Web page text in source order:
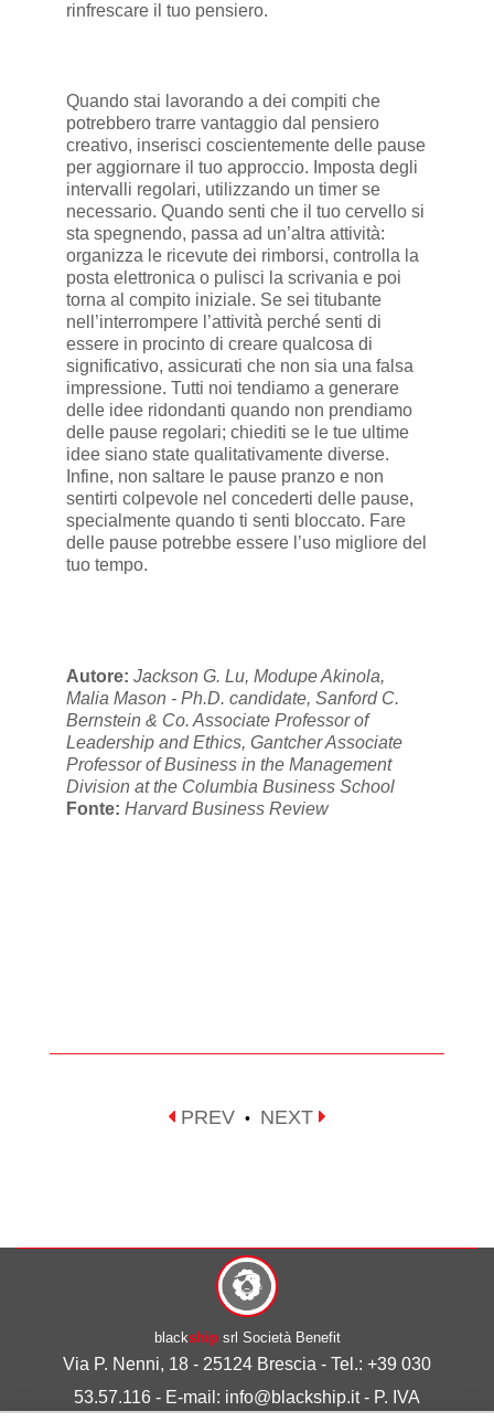
rinfrescare il tuo pensiero.
Quando stai lavorando a dei compiti che
potrebbero trarre vantaggio dal pensiero
creativo, inserisci coscientemente delle pause
per aggiornare il tuo approccio. Imposta degli
intervalli regolari, utilizzando un timer se
necessario. Quando senti che il tuo cervello si
sta spegnendo, passa ad un’altra attività:
organizza le ricevute dei rimborsi, controlla la
posta elettronica o pulisci la scrivania e poi
torna al compito iniziale. Se sei titubante
nell’interrompere l’attività perché senti di
essere in procinto di creare qualcosa di
significativo, assicurati che non sia una falsa
impressione. Tutti noi tendiamo a generare
delle idee ridondanti quando non prendiamo
delle pause regolari; chiediti se le tue ultime
idee siano state qualitativamente diverse.
Infine, non saltare le pause pranzo e non
sentirti colpevole nel concederti delle pause,
specialmente quando ti senti bloccato. Fare
delle pause potrebbe essere l’uso migliore del
tuo tempo.
Autore: Jackson G. Lu, Modupe Akinola,
Malia Mason - Ph.D. candidate, Sanford C.
Bernstein & Co. Associate Professor of
Leadership and Ethics, Gantcher Associate
Professor of Business in the Management
Division at the Columbia Business School
Fonte: Harvard Business Review
PREV • NEXT
blackshipsrl Società Benefit
Via P. Nenni, 18 - 25124 Brescia - Tel.: +39 030
53.57.116 - E-mail: info@blackship.it - P. IVA